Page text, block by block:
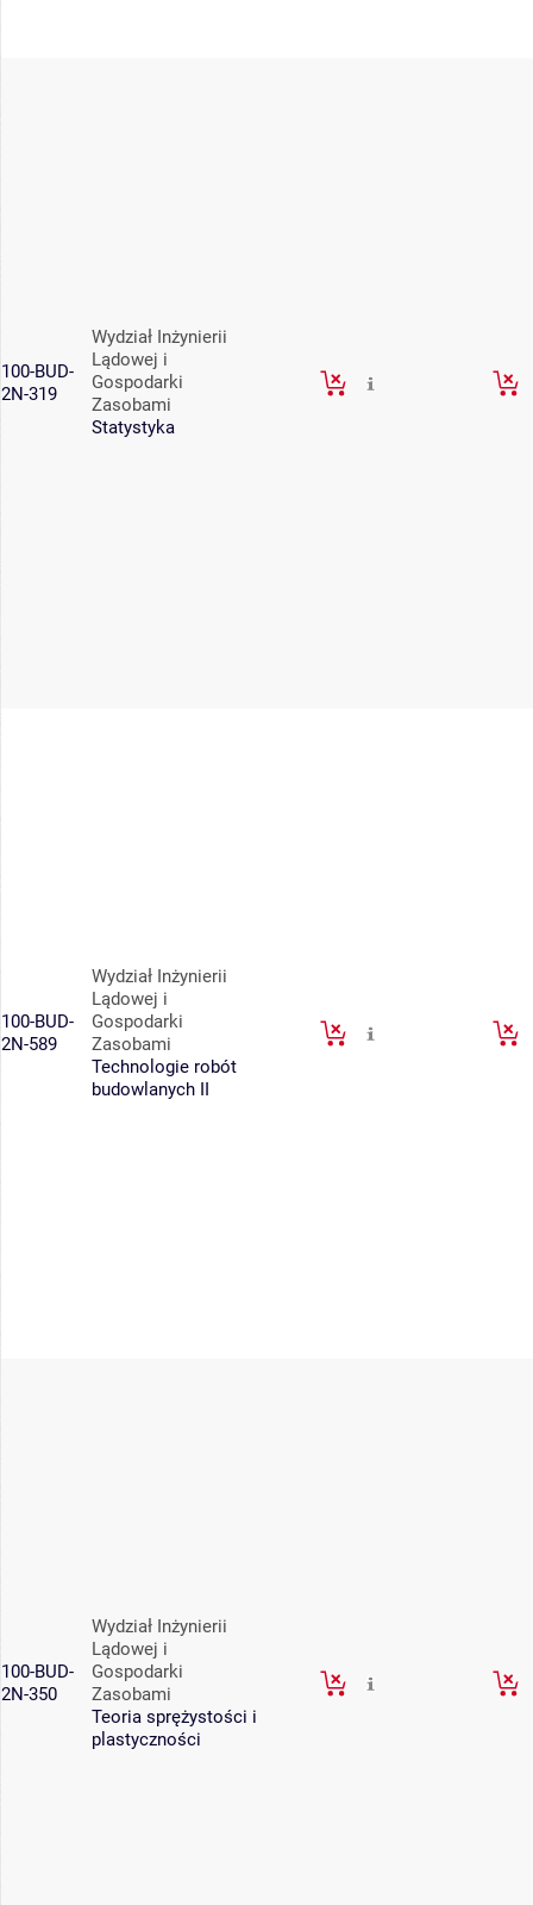
100-BUD-
2N-319
Wydział Inżynierii
Lądowej i
Gospodarki
Zasobami
Statystyka
100-BUD-
2N-589
Wydział Inżynierii
Lądowej i
Gospodarki
Zasobami
Technologie robót
budowlanych II
100-BUD-
2N-350
Wydział Inżynierii
Lądowej i
Gospodarki
Zasobami
Teoria sprężystości i
plastyczności